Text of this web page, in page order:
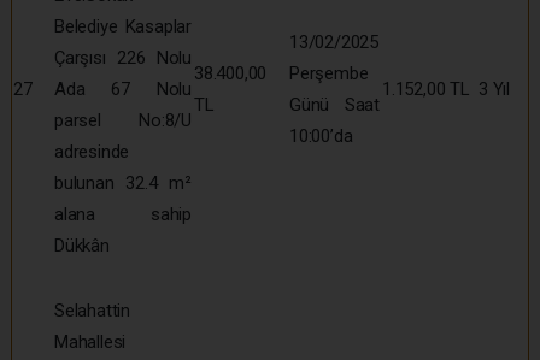
27
Belediye Kasaplar
Çarşısı 226 Nolu
Ada 67 Nolu
parsel No:8/U
adresinde
bulunan 32.4 m²
alana sahip
Dükkân
38.400,00
TL
13/02/2025
Perşembe
Günü Saat
10:00’da
1.152,00 TL 3 Yıl
Selahattin
Mahallesi